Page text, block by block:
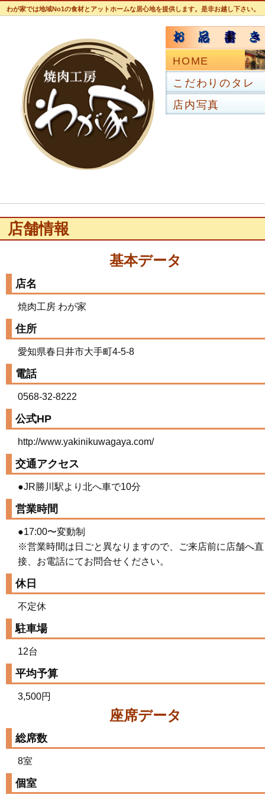
わが家では地域No1の食材とアットホームな居心地を提供します。是非お越し下さい。
焼肉工房 わが
お品書き
HOME
こだわりのタレ
店内写真
店舗情報
基本データ
店名
焼肉工房 わが家
住所
愛知県春日井市大手町4-5-8
電話
0568-32-8222
公式HP
http://www.yakinikuwagaya.com/
交通アクセス
●JR勝川駅より北へ車で10分
営業時間
●17:00〜変動制
※営業時間は日ごと異なりますので、ご来店前に店舗へ直
接、お電話にてお問合せください。
休日
不定休
駐車場
12台
平均予算
3,500円
座席データ
総席数
8室
個室